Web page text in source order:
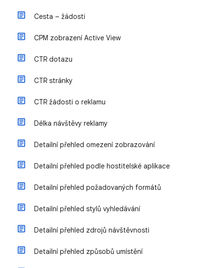
Cesta – žádosti
CPM zobrazení Active View
CTR dotazu
CTR stránky
CTR žádosti o reklamu
Délka návštěvy reklamy
Detailní přehled omezení zobrazování
Detailní přehled podle hostitelské aplikace
Detailní přehled požadovaných formátů
Detailní přehled stylů vyhledávání
Detailní přehled zdrojů návštěvnosti
Detailní přehled způsobů umístění